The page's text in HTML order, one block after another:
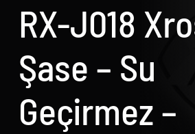
Biz Kimiz
Neler Yaptık
Neler Yapıyoruz?
RX-J018
Şase – Su
Geçirmez –